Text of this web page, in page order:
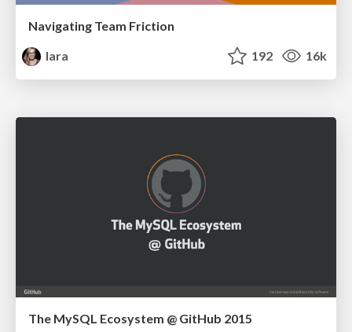
Navigating Team Friction
lara
192 16k
The MySQL Ecosystem @ GitHub 2015